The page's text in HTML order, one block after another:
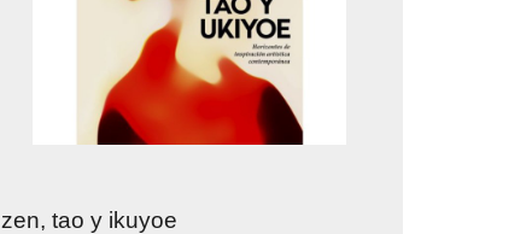
zen, tao y ikuyoe